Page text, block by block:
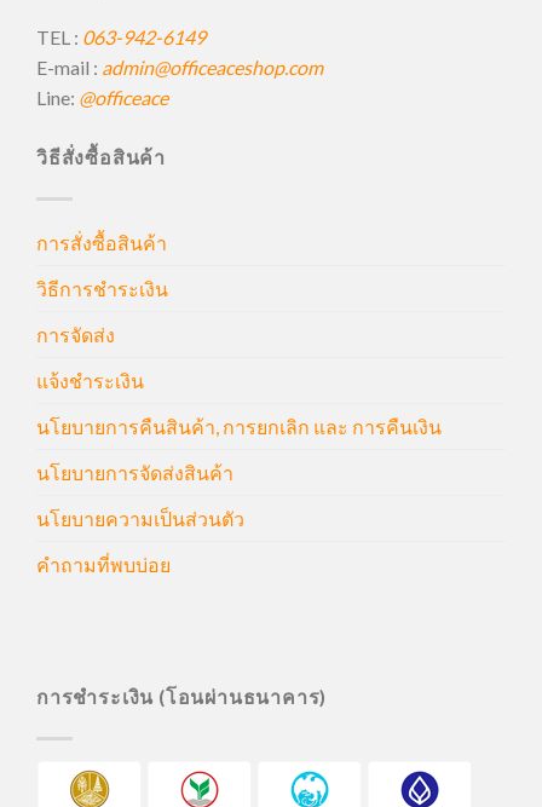
TEL : 063-942-6149
E-mail : admin@officeaceshop.com
Line: @officeace
วิธีสั่งซื้อสินค้า
การสั่งซื้อสินค้า
วิธีการชำระเงิน
การจัดส่ง
แจ้งชำระเงิน
นโยบายการคืนสินค้า, การยกเลิก และ การคืนเงิน
นโยบายการจัดส่งสินค้า
นโยบายความเป็นส่วนตัว
คำถามที่พบบ่อย
การชำระเงิน (โอนผ่านธนาคาร)